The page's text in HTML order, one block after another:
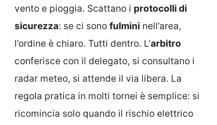
vento e pioggia. Scattano i protocolli di
sicurezza: se ci sono fulmini nell’area,
l’ordine è chiaro. Tutti dentro. L’arbitro
conferisce con il delegato, si consultano i
radar meteo, si attende il via libera. La
regola pratica in molti tornei è semplice: si
ricomincia solo quando il rischio elettrico